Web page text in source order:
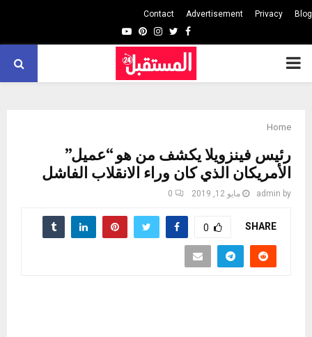
Blog
Privacy
Advertisement
Contact
Facebook
Twitter
Instagram
Pinterest
Youtube
PRIMARY
Home
رئيس فينزويلا يكشف من هو “عميل”
الأمريكان الذي كان وراء الانقلاب الفاشل
by
admin مايو 12, 2019 0
SHARE
0